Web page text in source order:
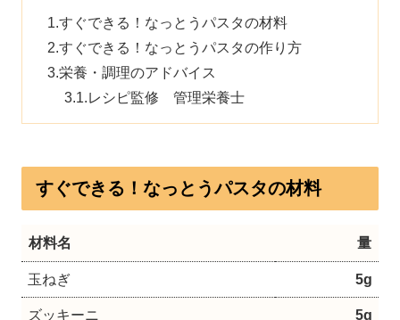
すぐできる！なっとうパスタの材料
すぐできる！なっとうパスタの作り方
栄養・調理のアドバイス
レシピ監修 管理栄養士
すぐできる！なっとうパスタの材料
材料名 量
玉ねぎ 5g
ズッキーニ 5g